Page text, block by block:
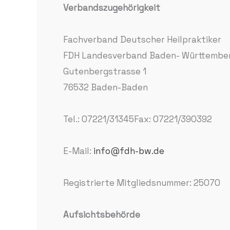
Verbandszugehörigkeit
Fachverband Deutscher Heilpraktiker
FDH Landesverband Baden-
Gutenbergstrasse 1
76532 Baden-Baden
Tel.: 07221/31345Fax: 07221/390392
E-Mail: info@fdh-bw.de
Registrierte Mitgliedsnummer: 25070
Aufsichtsbehörde